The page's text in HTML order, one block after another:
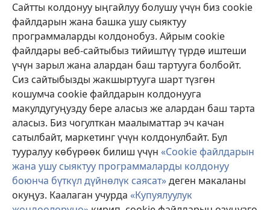
Сайтты колдонуу ыңгайлуу болушу үчүн биз cookie
файлдарын жана башка ушу сыяктуу
программаларды колдонобуз. Айрым cookie
файлдары веб-сайтыбыз тийиштүү түрдө иштеши
үчүн зарыл жана алардан баш тартууга болбойт.
Сиз сайтыбызды жакшыртууга шарт түзгөн
кошумча cookie файлдарын колдонууга
макулдугуңузду бере аласыз же алардан баш тарта
аласыз. Биз чогулткан маалыматтар эч качан
сатылбайт, маркетинг үчүн колдонулбайт. Бул
тууралуу көбүрөөк билиш үчүн «Cookie файлдарын
жана ушу сыяктуу программаларды колдонуу
боюнча бүткүл дүйнөлүк саясат»деген макаланы
окуңуз. Каалаган учурда «Купуялуулук
Тартуулар
(жаңы
терезе
ачат)
ОНЛАЙН КИТЕПКАНА
(жаңы
терезе
ачат) JW Hub
(жаңы
терезе
ачат) JW Library
Watchtower Library